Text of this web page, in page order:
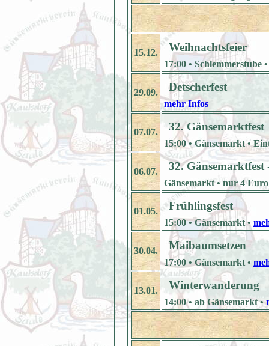
15.12. Weihnachtsfeier
17:00 •
29.09. Detscherfest
mehr Infos
07.07. 32. Gänsemarktfest
15:00 • Gänsemarkt •
06.07. 32.
Gänsemarkt • nur 4
01.05. Frühlingsfest
15:00 • Gänsemarkt •
30.04. Maibaumsetzen
17:00 • Gänsemarkt •
13.01. Winterwanderung
14:00 • ab Gänsemarkt •